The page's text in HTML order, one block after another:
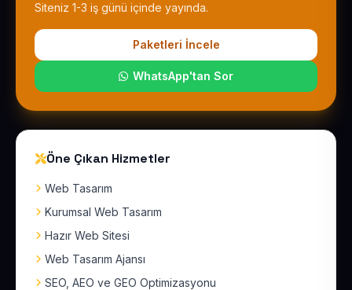
Siteniz 1-3 iş günü içinde yayında.
Paketleri İncele
WhatsApp'tan Sor
Öne Çıkan Hizmetler
Web Tasarım
Kurumsal Web Tasarım
Hazır Web Sitesi
Web Tasarım Ajansı
SEO, AEO ve GEO Optimizasyonu